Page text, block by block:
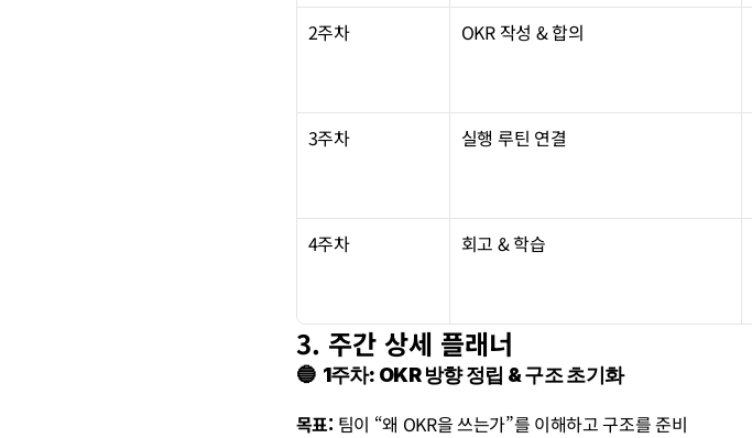
2주차 OKR 작성 & 합의
3주차 실행 루틴 연결
4주차 회고 & 학습
3. 주간 상세 플래너
🔵  1주차: OKR 방향 정립 & 구조 초기화
목표: 팀이 “왜 OKR을 쓰는가”를 이해하고 구조를 준비